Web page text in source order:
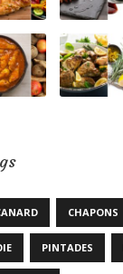
CHAPONS
PINTADES